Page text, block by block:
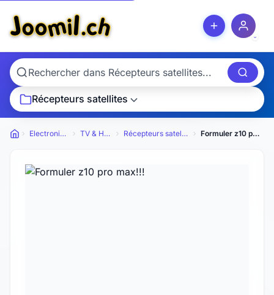
Récepteurs satellites
Petites annonces
Electronique TV & Hi-Fi Récepteurs satellites Formuler z10 pro max!!!